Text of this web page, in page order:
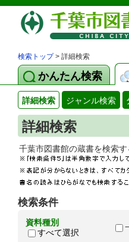
検索トップ> 詳細検索
かんたん検索
詳細検索 ジャンル検索
詳細検索
千葉市図書館の蔵書
検索条件
資料種別
すべて選択